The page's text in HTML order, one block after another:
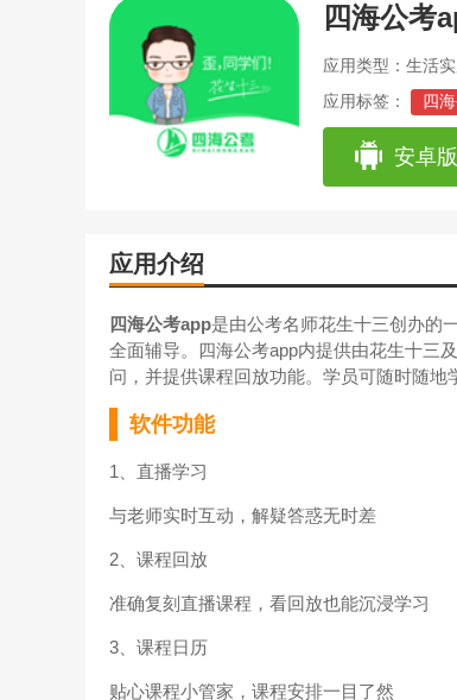
四海公考
应用类型：生活实
应用标签：
四
安卓
应用介绍
四海公考app是由公考名师花生十三创办的
全面辅导。四海公考app内提供由花生十三
问，并提供课程回放功能。学员可随时随地
软件功能
1、直播学习
与老师实时互动，解疑答惑无时差
2、课程回放
准确复刻直播课程，看回放也能沉浸学习
3、课程日历
贴心课程小管家，课程安排一目了然